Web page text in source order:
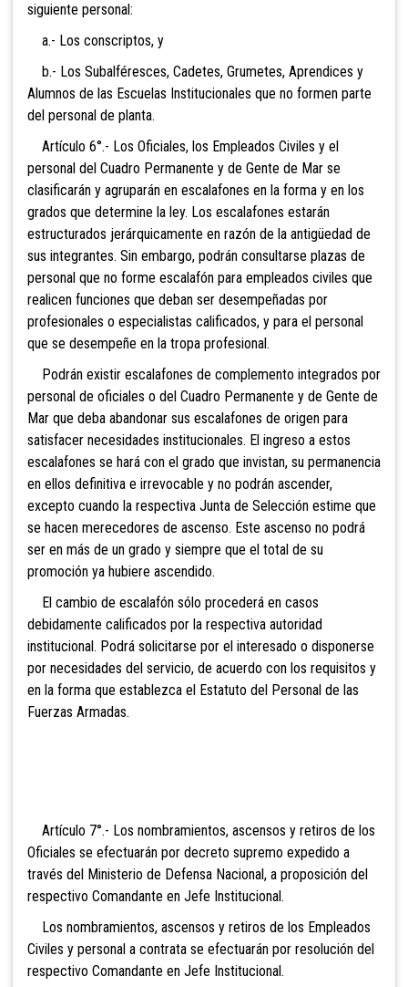
siguiente personal:
a.- Los conscriptos, y
b.- Los Subalféresces, Cadetes, Grumetes, Aprendices y
Alumnos de las Escuelas Institucionales que no formen parte
del personal de planta.
Artículo 6°.- Los Oficiales, los Empleados Civiles y el
personal del Cuadro Permanente y de Gente de Mar se
clasificarán y agruparán en escalafones en la forma y en los
grados que determine la ley. Los escalafones estarán
estructurados jerárquicamente en razón de la antigüedad de
sus integrantes. Sin embargo, podrán consultarse plazas de
personal que no forme escalafón para empleados civiles que
realicen funciones que deban ser desempeñadas por
profesionales o especialistas calificados, y para el personal
que se desempeñe en la tropa profesional.
Podrán existir escalafones de complemento integrados por
personal de oficiales o del Cuadro Permanente y de Gente de
Mar que deba abandonar sus escalafones de origen para
satisfacer necesidades institucionales. El ingreso a estos
escalafones se hará con el grado que invistan, su permanencia
en ellos definitiva e irrevocable y no podrán ascender,
excepto cuando la respectiva Junta de Selección estime que
se hacen merecedores de ascenso. Este ascenso no podrá
ser en más de un grado y siempre que el total de su
promoción ya hubiere ascendido.
El cambio de escalafón sólo procederá en casos
debidamente calificados por la respectiva autoridad
institucional. Podrá solicitarse por el interesado o disponerse
por necesidades del servicio, de acuerdo con los requisitos y
en la forma que establezca el Estatuto del Personal de las
Fuerzas Armadas.
Artículo 7°.- Los nombramientos, ascensos y retiros de los
Oficiales se efectuarán por decreto supremo expedido a
través del Ministerio de Defensa Nacional, a proposición del
respectivo Comandante en Jefe Institucional.
Los nombramientos, ascensos y retiros de los Empleados
Civiles y personal a contrata se efectuarán por resolución del
respectivo Comandante en Jefe Institucional.